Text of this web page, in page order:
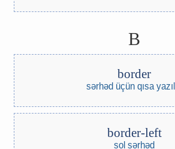
B
border
sərhəd üçün qısa
border-left
sol sərhəd